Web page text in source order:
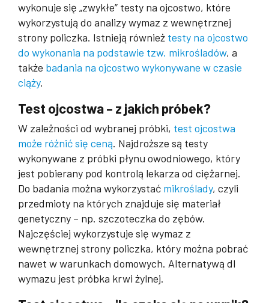
wykonuje się „zwykłe” testy na ojcostwo, które
wykorzystują do analizy wymaz z wewnętrznej
strony policzka. Istnieją również testy na ojcostwo
do wykonania na podstawie tzw. mikrośladów, a
także badania na ojcostwo wykonywane w czasie
ciąży.
Test ojcostwa – z jakich próbek?
W zależności od wybranej próbki, test ojcostwa
może różnić się ceną. Najdroższe są testy
wykonywane z próbki płynu owodniowego, który
jest pobierany pod kontrolą lekarza od ciężarnej.
Do badania można wykorzystać mikroślady, czyli
przedmioty na których znajduje się materiał
genetyczny – np. szczoteczka do zębów.
Najczęściej wykorzystuje się wymaz z
wewnętrznej strony policzka, który można pobrać
nawet w warunkach domowych. Alternatywą dl
wymazu jest próbka krwi żylnej.